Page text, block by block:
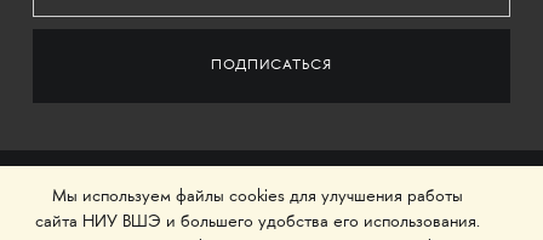
Мы используем файлы cookies для улучшения работы
сайта НИУ ВШЭ и большего удобства его использования.